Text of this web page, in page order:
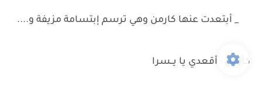
_ أبتعدت عنها كارمن وهي ترسم إبتسامة مزيفة و....
كارمن : أقعدي يا يــسرا